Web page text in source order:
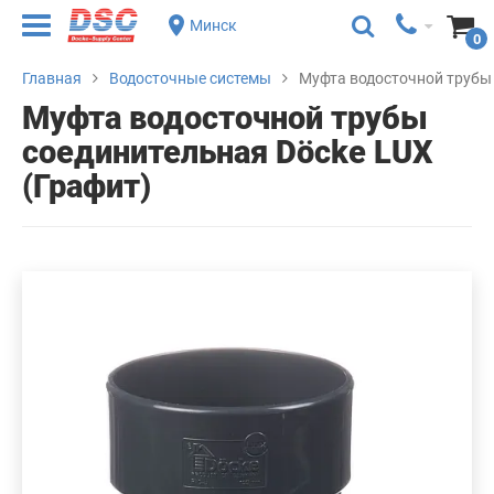
Минск
0
Главная Водосточные системы Муфта водосточной
Муфта водосточной трубы
соединительная Döcke LUX
(Графит)